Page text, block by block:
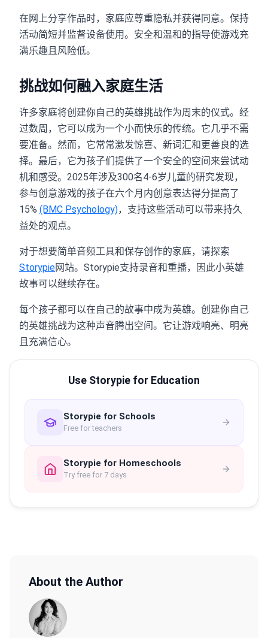
在网上分享作品时，家庭应尊重隐私并获得同意。保持
活动简短并监督设备使用。安全和温和的指导使游戏充
满乐趣且风险低。
挑战如何融入家庭生活
许多家庭将创建你自己的英雄挑战作为周末的仪式。经
过数周，它可以成为一个小而快乐的传统。它几乎不需
要准备。然而，它常常激发惊喜、新词汇和更善良的选
择。最后，它为孩子们提供了一个安全的空间来尝试动
机和感受。2025年涉及300名4-6岁儿童的研究发现，
参与创意游戏的孩子在六个月内创意表达得分提高了
15% (BMC Psychology)，支持这些活动可以带来持久
益处的观点。
对于想要简单音频工具和保存创作的家庭，请探索
Storypie网站。Storypie支持录音和重播，因此小英雄
故事可以继续存在。
每个孩子都可以在自己的故事中成为英雄。创建你自己
的英雄挑战为这种声音腾出空间。它让游戏响亮、明亮
且充满信心。
Use Storypie for Education
Storypie for Schools
Free for teachers
Storypie for Homeschools
Try free for 7 days
About the Author